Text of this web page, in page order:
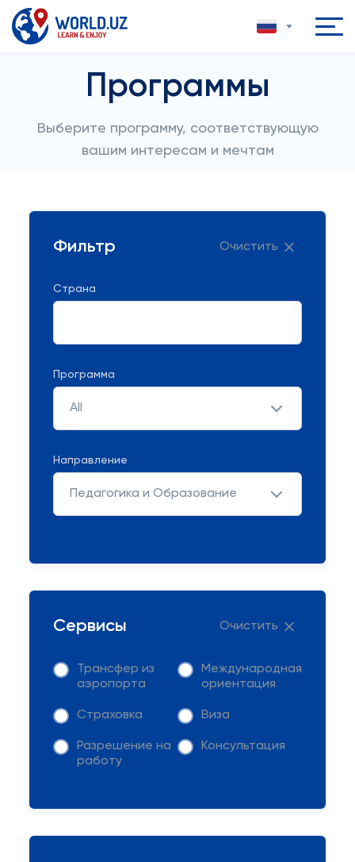
Программы
Выберите программу, соответствующую
вашим интересам и мечтам
Фильтр Очистить
Страна
Программа
All
Направление
Педагогика и Образование
Сервисы Очистить
Трансфер из
аэропорта
Международная
ориентация
Страховка Виза
Разрешение на
работу
Консультация